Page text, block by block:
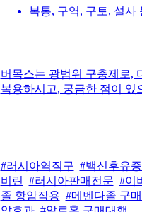
복통, 구역, 구토, 설사
버목스는 광범위 구충제로,
복용하시고, 궁금한 점이 있
#러시아역직구 #백신후유
비린 #러시아판매전문 #이
졸 항암작용 #메벤다졸 구